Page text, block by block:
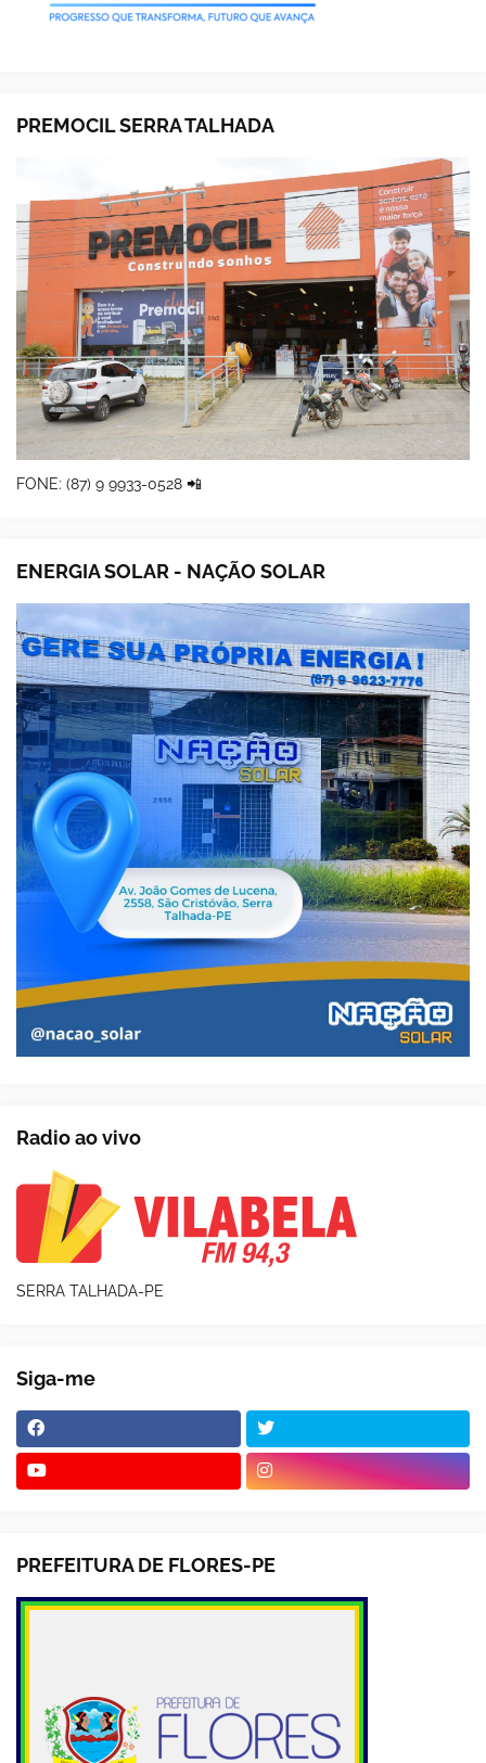
PREMOCIL SERRA TALHADA
FONE: (87) 9 9933-0528 📲
ENERGIA SOLAR - NAÇÃO SOLAR
Radio ao vivo
SERRA TALHADA-PE
Siga-me
PREFEITURA DE FLORES-PE